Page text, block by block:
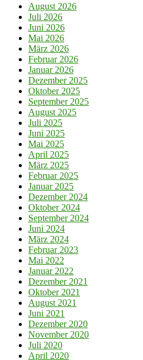
August 2026
Juli 2026
Juni 2026
Mai 2026
März 2026
Februar 2026
Januar 2026
Dezember 2025
Oktober 2025
September 2025
August 2025
Juli 2025
Juni 2025
Mai 2025
April 2025
März 2025
Februar 2025
Januar 2025
Dezember 2024
Oktober 2024
September 2024
Juni 2024
März 2024
Februar 2023
Mai 2022
Januar 2022
Dezember 2021
Oktober 2021
August 2021
Juni 2021
Dezember 2020
November 2020
Juli 2020
April 2020